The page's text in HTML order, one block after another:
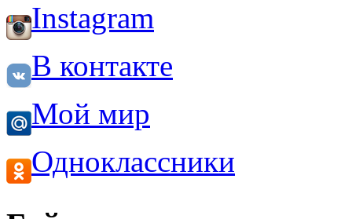
Instagram
В контакте
Мой мир
Одноклассники